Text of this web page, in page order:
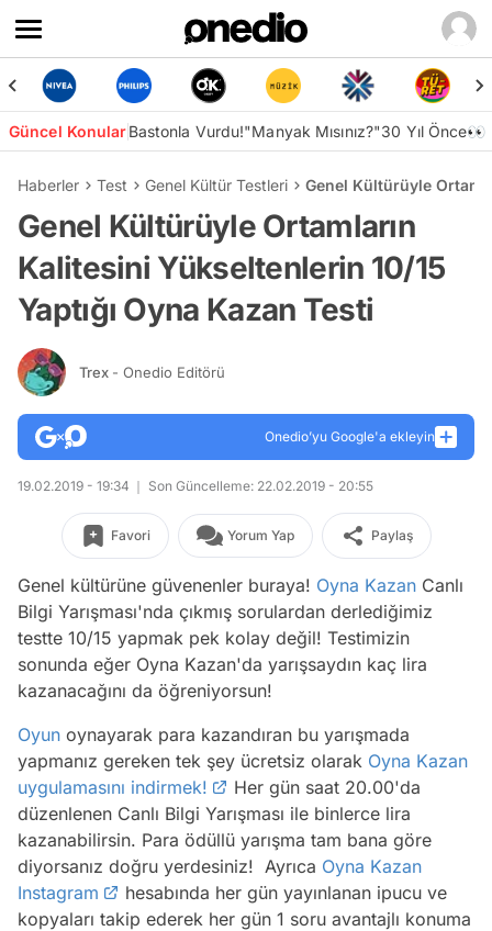
Güncel KonularBastonla Vurdu!"Manyak Mısınız?"30 Yıl Önce👀
Haberler Test Genel Kültür Testleri Genel Kültürüyle
Genel Kültürüyle Ortamların
Kalitesini Yükseltenlerin 10/15
Yaptığı Oyna Kazan Testi
Trex - Onedio Editörü
Onedio’yu Google'a ekleyin
19.02.2019 - 19:34 Son Güncelleme: 22.02.2019 - 20:55
Favori Yorum Yap Paylaş
Genel kültürüne güvenenler buraya! Oyna Kazan Canlı
Bilgi Yarışması'nda çıkmış sorulardan derlediğimiz
testte 10/15 yapmak pek kolay değil! Testimizin
sonunda eğer Oyna Kazan'da yarışsaydın kaç lira
kazanacağını da öğreniyorsun!
Oyun oynayarak para kazandıran bu yarışmada
yapmanız gereken tek şey ücretsiz olarak Oyna Kazan
uygulamasını indirmek!
Her gün saat 20.00'da
düzenlenen Canlı Bilgi Yarışması ile binlerce lira
kazanabilirsin. Para ödüllü yarışma tam bana göre
diyorsanız doğru yerdesiniz! Ayrıca Oyna Kazan
Instagram
hesabında her gün yayınlanan ipucu ve
kopyaları takip ederek her gün 1 soru avantajlı konuma